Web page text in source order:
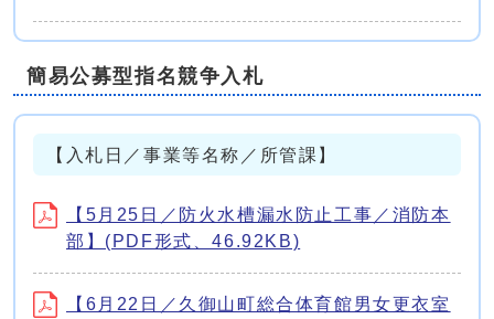
簡易公募型指名競争入札
【入札日／事業等名称／所管課】
【5月25日／防火水槽漏水防止工事／消防本
部】(PDF形式、46.92KB)
【6月22日／久御山町総合体育館男女更衣室